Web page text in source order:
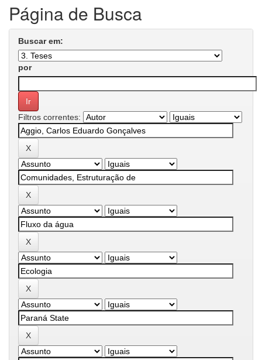
Página de Busca
Buscar em:
por
Filtros correntes: